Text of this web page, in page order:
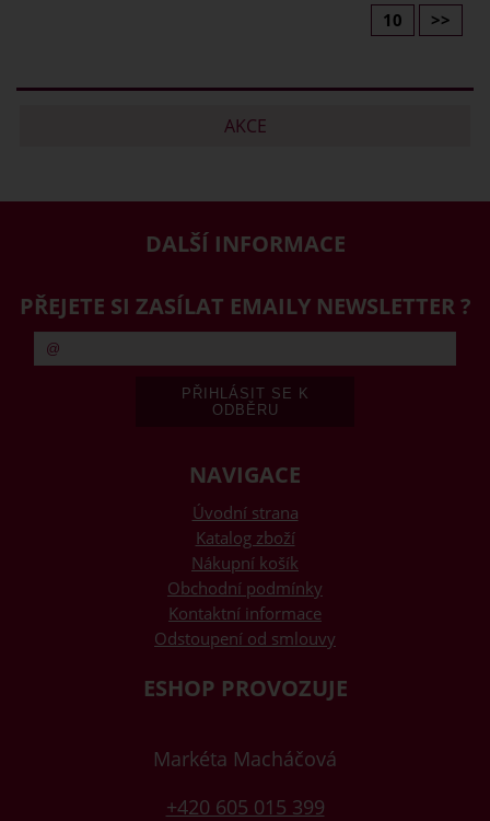
10
>>
AKCE
DALŠÍ INFORMACE
PŘEJETE SI ZASÍLAT EMAILY NEWSLETTER ?
NAVIGACE
Úvodní strana
Katalog zboží
Nákupní košík
Obchodní podmínky
Kontaktní informace
Odstoupení od smlouvy
ESHOP PROVOZUJE
Markéta Macháčová
+420 605 015 399